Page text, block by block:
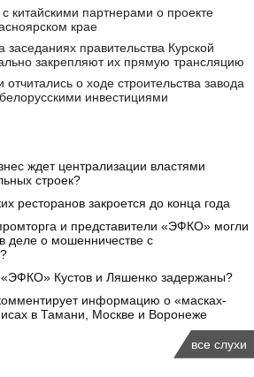
китайскими партнерами о проекте
крае
заседаниях правительства Курской
закрепляют их прямую трансляцию
о ходе строительства завода
инвестициями
ждет централизации властями
строек?
ресторанов закроется до конца года
и представители «ЭФКО» могли
деле о мошенничестве с
Кустов и Ляшенко задержаны?
информацию о «масках-
в Тамани, Москве и Воронеже
все слухи